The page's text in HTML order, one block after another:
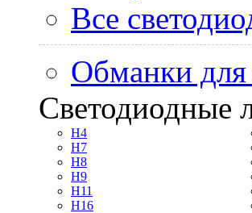
Все
Обманки для
Светодиодные
H4
H7
H8
H9
H11
H16